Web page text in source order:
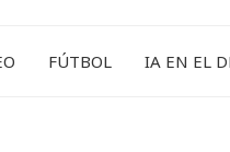
FÚTBOL IA EN EL